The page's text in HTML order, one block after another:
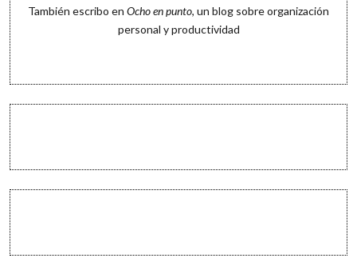
También escribo en Ocho en punto, un blog sobre organización
personal y productividad